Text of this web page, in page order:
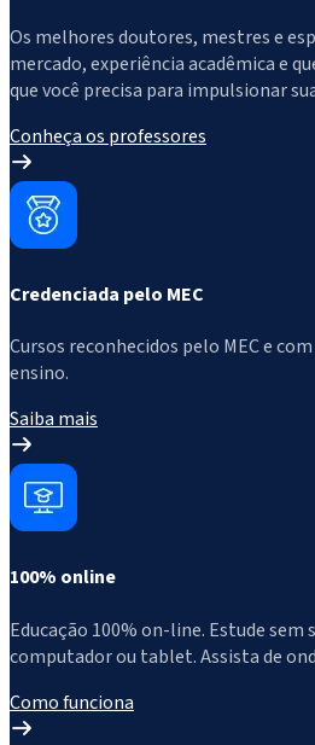
Os melhores doutores, mestres e
mercado, experiência acadêmica e
que você precisa para impulsionar
Conheça os professores
Credenciada pelo MEC
Cursos reconhecidos pelo MEC e
ensino.
Saiba mais
100% online
Educação 100% on-line. Estude sem
computador ou tablet. Assista de
Como funciona